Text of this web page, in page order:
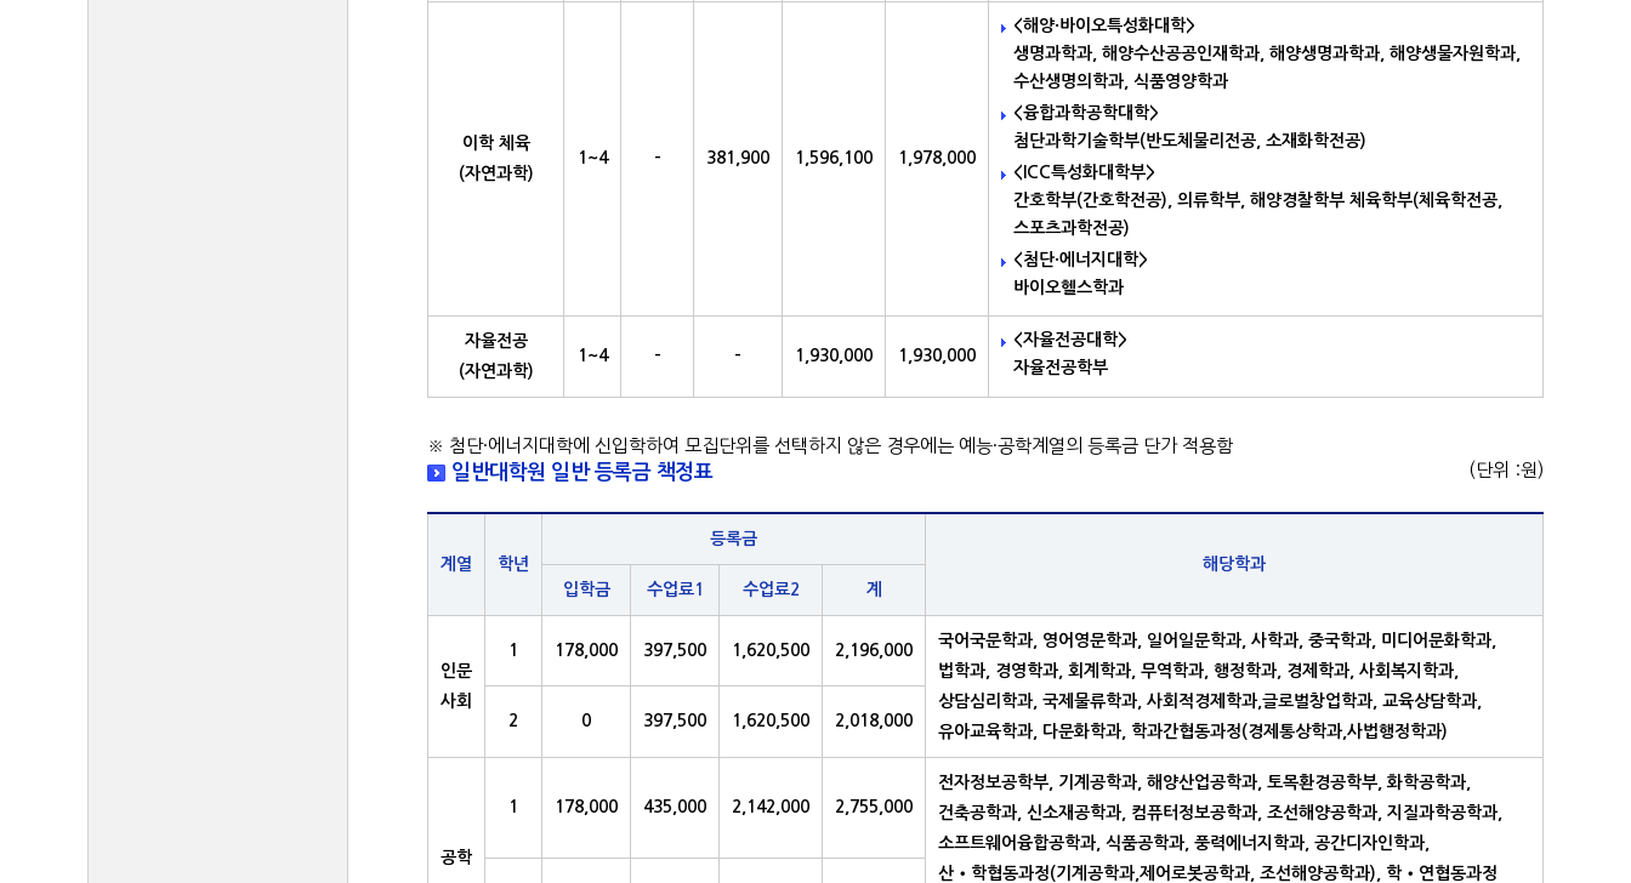
이학 체육
(자연과학)
1~4 - 381,900 1,596,100 1,978,000
<해양·바이오특성화대학>
생명과학과, 해양수산공공인재학과, 해양생명과학과, 해양생물자원학과,
수산생명의학과, 식품영양학과
<융합과학공학대학>
첨단과학기술학부(반도체물리전공, 소재화학전공)
<ICC특성화대학부>
간호학부(간호학전공), 의류학부, 해양경찰학부 체육학부(체육학전공,
스포츠과학전공)
<첨단·에너지대학>
바이오헬스학과
자율전공
(자연과학)
1~4 - - 1,930,000 1,930,000
<자율전공대학>
자율전공학부
※ 첨단·에너지대학에 신입학하여 모집단위를 선택하지 않은 경우에는 예능·공학계열의 등록금 단가 적용함
일반대학원 일반 등록금 책정표 (단위 :원)
계열 학년
등록금
해당학과
입학금
수업료1 수업료2 계
인문
사회
1 178,000 397,500 1,620,500 2,196,000
국어국문학과, 영어영문학과, 일어일문학과, 사학과, 중국학과, 미디어문화학과,
법학과, 경영학과, 회계학과, 무역학과, 행정학과, 경제학과, 사회복지학과,
상담심리학과, 국제물류학과, 사회적경제학과,글로벌창업학과, 교육상담학과,
유아교육학과, 다문화학과, 학과간협동과정(경제통상학과,사법행정학과)
2 0 397,500 1,620,500 2,018,000
공학
1 178,000 435,000 2,142,000 2,755,000
전자정보공학부, 기계공학과, 해양산업공학과, 토목환경공학부, 화학공학과,
건축공학과, 신소재공학과, 컴퓨터정보공학과, 조선해양공학과, 지질과학공학과,
소프트웨어융합공학과, 식품공학과, 풍력에너지학과, 공간디자인학과,
산‧학협동과정(기계공학과,제어로봇공학과, 조선해양공학과), 학‧연협동과정